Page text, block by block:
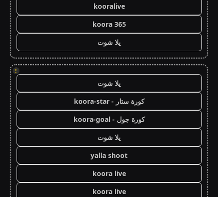
kooralive
koora 365
يلا شوت
!
يلا شوت
كورة ستار - koora-star
كورة جول - koora-goal
يلا شوت
yalla shoot
koora live
koora live